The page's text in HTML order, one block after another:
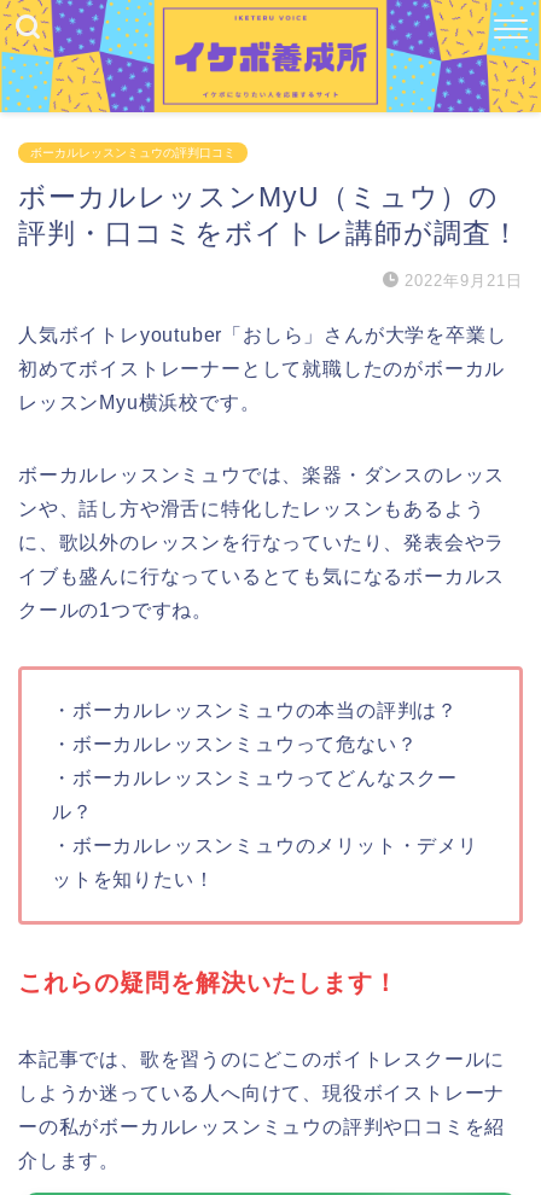
ボーカルレッスンミュウの評判口コミ
ボーカルレッスンMyU（ミュウ）の
評判・口コミをボイトレ講師が調査！
2022年9月21日
人気ボイトレyoutuber「おしら」さんが大学を卒業し
初めてボイストレーナーとして就職したのがボーカル
レッスンMyu横浜校です。
ボーカルレッスンミュウでは、楽器・ダンスのレッス
ンや、話し方や滑舌に特化したレッスンもあるよう
に、歌以外のレッスンを行なっていたり、発表会やラ
イブも盛んに行なっているとても気になるボーカルス
クールの1つですね。
・ボーカルレッスンミュウの本当の評判は？
・ボーカルレッスンミュウって危ない？
・ボーカルレッスンミュウってどんなスクー
ル？
・ボーカルレッスンミュウのメリット・デメリ
ットを知りたい！
これらの疑問を解決いたします！
本記事では、歌を習うのにどこのボイトレスクールに
しようか迷っている人へ向けて、現役ボイストレーナ
ーの私がボーカルレッスンミュウの評判や口コミを紹
介します。